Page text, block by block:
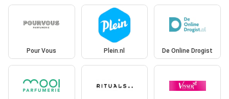
Pour Vous Plein.nl De Online Drogist